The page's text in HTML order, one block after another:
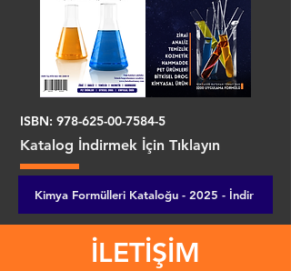
ISBN: 978-625-00-7584-5
Katalog İndirmek İçin Tıklayın
Kimya Formülleri Kataloğu - 2025 - İndir
İLETİŞİM